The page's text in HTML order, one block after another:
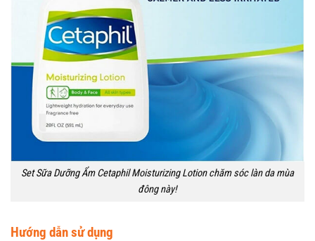
Set Sữa Dưỡng Ẩm Cetaphil Moisturizing Lotion chăm sóc làn da mùa
đông này!
Hướng dẫn sử dụng